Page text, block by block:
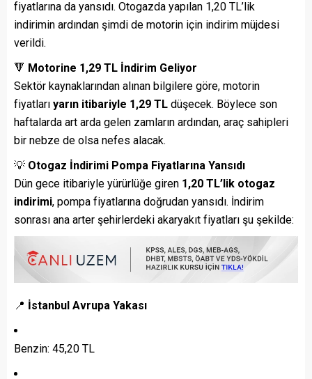
fiyatlarına da yansıdı. Otogazda yapılan 1,20 TL’lik
indirimin ardından şimdi de motorin için indirim müjdesi
verildi.
🔻 Motorine 1,29 TL İndirim Geliyor
Sektör kaynaklarından alınan bilgilere göre, motorin
fiyatları yarın itibariyle 1,29 TL düşecek. Böylece son
haftalarda art arda gelen zamların ardından, araç sahipleri
bir nebze de olsa nefes alacak.
💡 Otogaz İndirimi Pompa Fiyatlarına Yansıdı
Dün gece itibariyle yürürlüğe giren 1,20 TL’lik otogaz
indirimi, pompa fiyatlarına doğrudan yansıdı. İndirim
sonrası ana arter şehirlerdeki akaryakıt fiyatları şu şekilde:
📍 İstanbul Avrupa Yakası
Benzin: 45,20 TL